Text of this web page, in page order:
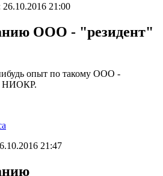
26.10.2016 21:00
ООО - "резидент"
опыт по такому ООО -
НИОКР.
21:47